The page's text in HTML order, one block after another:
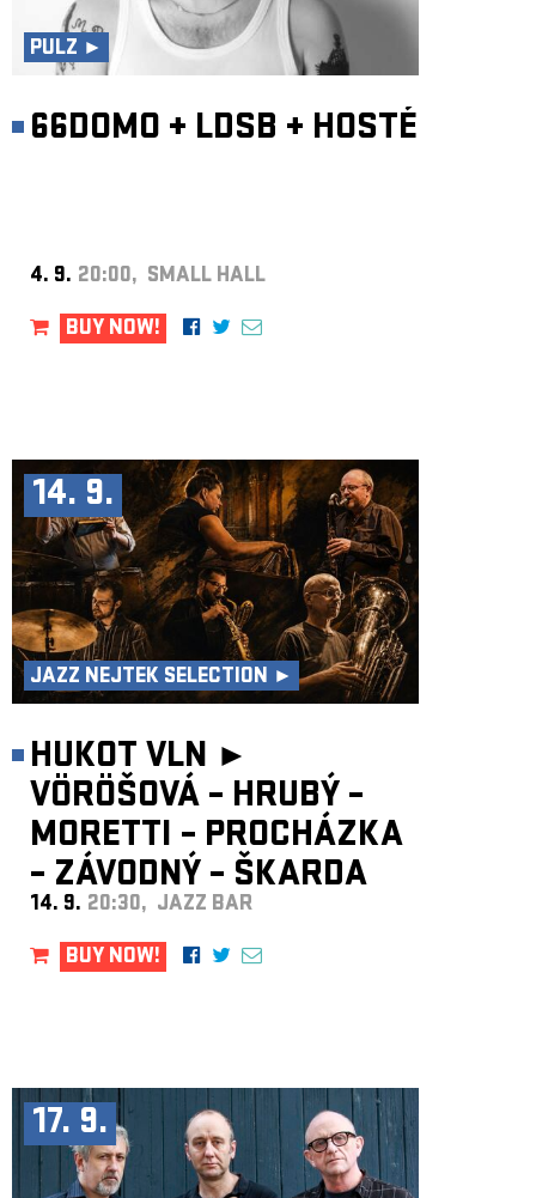
PULZ ►
66DOMO + LDSB + HOSTÉ
4. 9. 20:00, SMALL HALL
BUY NOW!
14. 9.
JAZZ NEJTEK SELECTION ►
HUKOT VLN ►
VÖRÖŠOVÁ – HRUBÝ –
MORETTI – PROCHÁZKA
– ZÁVODNÝ – ŠKARDA
14. 9. 20:30, JAZZ BAR
BUY NOW!
17. 9.